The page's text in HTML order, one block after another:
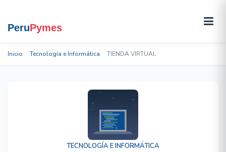
Inicio Tecnología e Informática TIENDA VIRTUAL
TECNOLOGÍA E INFORMÁTICA